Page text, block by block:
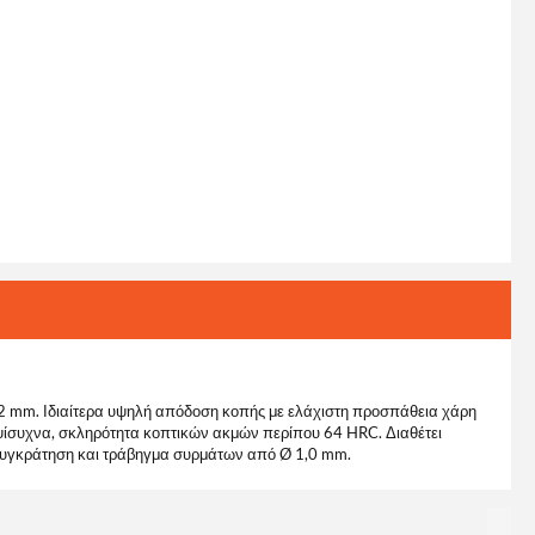
Ιδιαίτερα υψηλή απόδοση κοπής με ελάχιστη προσπάθεια χάρη
σκληρότητα κοπτικών ακμών περίπου 64 HRC. Διαθέτει
και τράβηγμα συρμάτων από Ø 1,0 mm.